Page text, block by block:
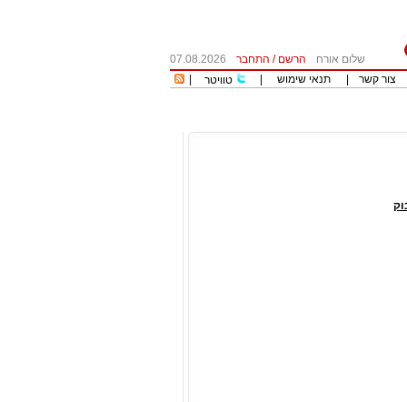
שלום אורח הרשם / התחבר
07.08.2026
צור קשר תנאי שימוש טוויטר